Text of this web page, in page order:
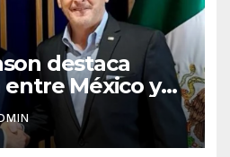
destaca
México y
en
de